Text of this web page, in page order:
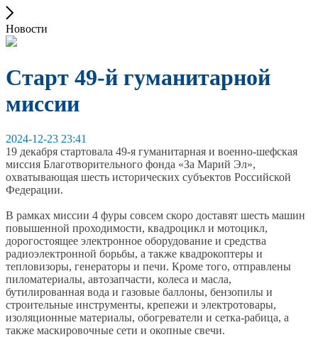
Новости
Старт 49-й гуманитарной
миссии
2024-12-23 23:41
19 декабря стартовала 49-я гуманитарная и военно-шефская
миссия Благотворительного фонда «За Марий Эл»,
охватывающая шесть исторических субъектов Российской
Федерации.
В рамках миссии 4 фуры совсем скоро доставят шесть машин
повышенной проходимости, квадроцикл и мотоцикл,
дорогостоящее электронное оборудование и средства
радиоэлектронной борьбы, а также квадрокоптеры и
тепловизоры, генераторы и печи. Кроме того, отправлены
пиломатериалы, автозапчасти, колеса и масла,
бутилированная вода и газовые баллоны, бензопилы и
строительные инструменты, крепежи и электротовары,
изоляционные материалы, обогреватели и сетка-рабица, а
также маскировочные сети и окопные свечи.